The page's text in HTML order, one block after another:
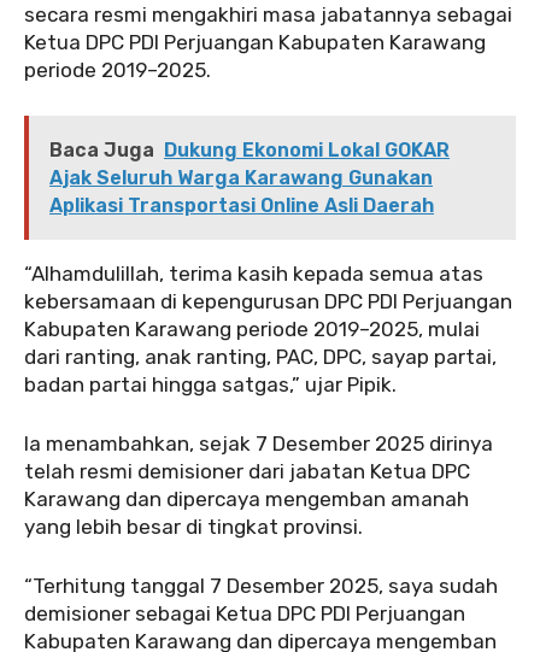
secara resmi mengakhiri masa jabatannya sebagai
Ketua DPC PDI Perjuangan Kabupaten Karawang
periode 2019–2025.
Baca Juga Dukung Ekonomi Lokal GOKAR
Ajak Seluruh Warga Karawang Gunakan
Aplikasi Transportasi Online Asli Daerah
“Alhamdulillah, terima kasih kepada semua atas
kebersamaan di kepengurusan DPC PDI Perjuangan
Kabupaten Karawang periode 2019–2025, mulai
dari ranting, anak ranting, PAC, DPC, sayap partai,
badan partai hingga satgas,” ujar Pipik.
Ia menambahkan, sejak 7 Desember 2025 dirinya
telah resmi demisioner dari jabatan Ketua DPC
Karawang dan dipercaya mengemban amanah
yang lebih besar di tingkat provinsi.
“Terhitung tanggal 7 Desember 2025, saya sudah
demisioner sebagai Ketua DPC PDI Perjuangan
Kabupaten Karawang dan dipercaya mengemban